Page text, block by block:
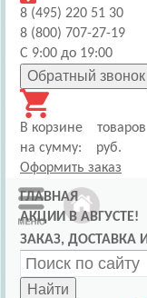
8 (495) 220 51 30
8 (800) 707-27-19
С 9:00 до 19:00
Обратный звонок
В корзине
товаров
на сумму:
руб.
Оформить заказ
ГЛАВНАЯ
АКЦИИ В АВГУСТЕ!
ЗАКАЗ, ДОСТАВКА
Найти